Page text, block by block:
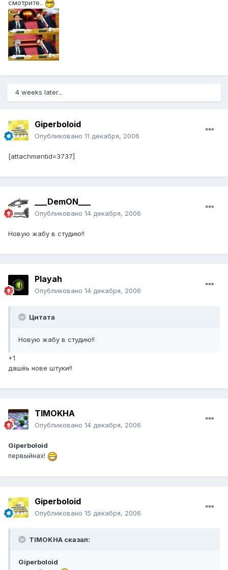
смотрите..
4 weeks later...
Giperboloid
Опубликовано 11 декабря, 2006
[attachmentid=3737]
___DemON___
Опубликовано 14 декабря, 2006
Новую жабу в студию!!
Playah
Опубликовано 14 декабря, 2006
Цитата
Новую жабу в студию!!
+1
дашёь нове штуки!!
TIMOKHA
Опубликовано 14 декабря, 2006
Giperboloid
первыйнах!
Giperboloid
Опубликовано 15 декабря, 2006
TIMOKHA сказал:
Giperboloid